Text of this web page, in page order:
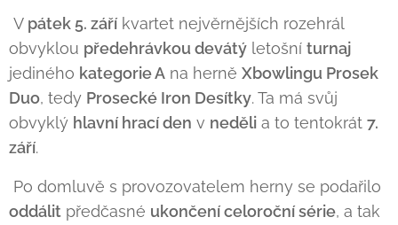
V pátek 5. září kvartet nejvěrnějších rozehrál
obvyklou předehrávkou devátý letošní turnaj
jediného kategorie A na herně Xbowlingu Prosek
Duo, tedy Prosecké Iron Desítky. Ta má svůj
obvyklý hlavní hrací den v neděli a to tentokrát 7.
září.
Po domluvě s provozovatelem herny se podařilo
oddálit předčasné ukončení celoroční série, a tak